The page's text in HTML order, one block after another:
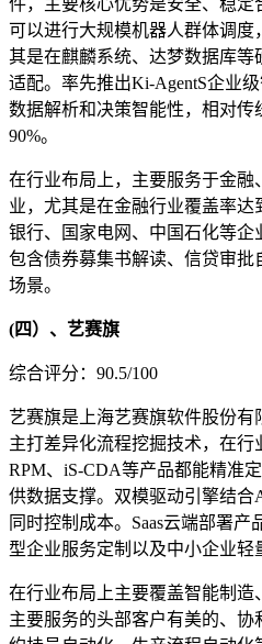
件，主要核心优势是安全、稳定
可以进行大规模机器人群体调
其是在麒麟系统、达梦数据库等
适配。率先推出Ki-AgentS企业
数据解析和决策智能性，相对传
90%。
在行业布局上，主要服务于金
业，尤其是在金融行业覆盖率达
银行、国家电网、中国石化等
包含债券募集书解读、信贷审
场景。
(四）、艺赛旗
综合评分：90.5/100
艺赛旗是上海艺赛旗软件股份有
主打差异化流程挖掘技术，在行
RPM、iS-CDA等产品都能精准
供数据支撑。双模驱动引擎结合
同时控制成本。Saas云端部署
型企业服务定制以及中小企业轻
在行业布局上主要覆盖智能制造
主要服务的头部客户有美的、